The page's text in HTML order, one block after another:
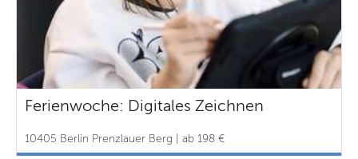
Ferienwoche: Digitales Zeichnen
10405 Berlin Prenzlauer Berg | ab 198 €